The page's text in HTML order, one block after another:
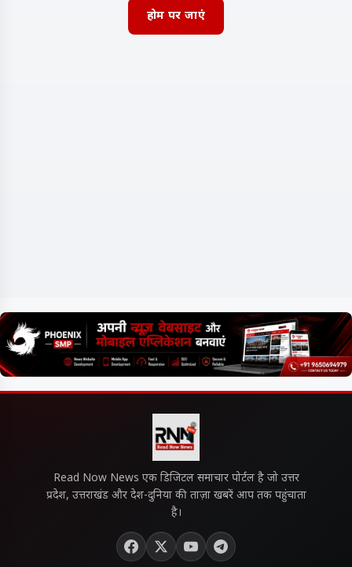
होम पर जाएं
Read Now News एक डिजिटल समाचार पोर्टल है जो उत्तर
प्रदेश, उत्तराखंड और देश-दुनिया की ताज़ा खबरें आप तक पहुंचाता
है।